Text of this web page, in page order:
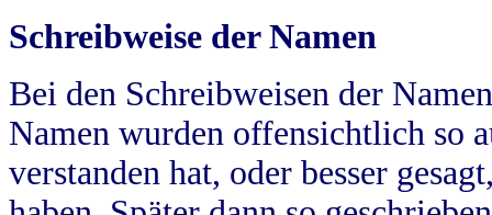
Schreibweise der Namen
Bei den Schreibweisen der
Namen wurden offensichtlich so
verstanden hat, oder besser